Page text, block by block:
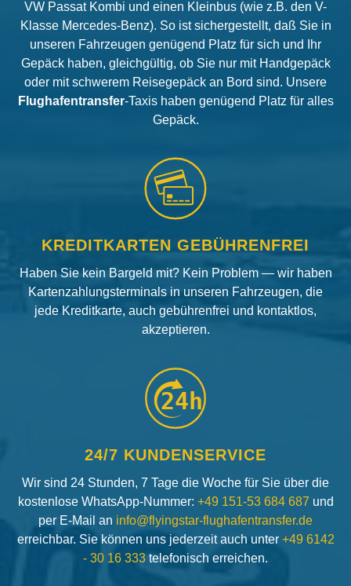
VW Passat Kombi und einen Kleinbus (wie z.B. den V-
Klasse Mercedes-Benz). So ist sichergestellt, daß Sie in
unseren Fahrzeugen genügend Platz für sich und Ihr
Gepäck haben, gleichgültig, ob Sie nur mit Handgepäck
oder mit schwerem Reisegepäck an Bord sind. Unsere
Flughafentransfer-Taxis haben genügend Platz für alles
Gepäck.
KREDITKARTEN GEBÜHRENFREI
Haben Sie kein Bargeld mit? Kein Problem — wir haben
Kartenzahlungsterminals in unseren Fahrzeugen, die
jede Kreditkarte, auch gebührenfrei und kontaktlos,
akzeptieren.
24h
24/7 KUNDENSERVICE
Wir sind 24 Stunden, 7 Tage die Woche für Sie über die
kostenlose WhatsApp-Nummer: +49 151-53 684 687 und
per E-Mail an info@flyingstar-flughafentransfer.de
erreichbar. Sie können uns jederzeit auch unter +49 6142
- 30 16 333 telefonisch erreichen.